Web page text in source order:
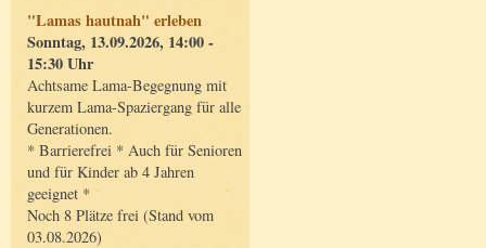
"Lamas hautnah" erleben
Sonntag, 13.09.2026, 14:00 -
15:30 Uhr
Achtsame Lama-Begegnung mit
kurzem Lama-Spaziergang für alle
Generationen.
* Barrierefrei * Auch für Senioren
und für Kinder ab 4 Jahren
geeignet *
Noch 8 Plätze frei (Stand vom
03.08.2026)